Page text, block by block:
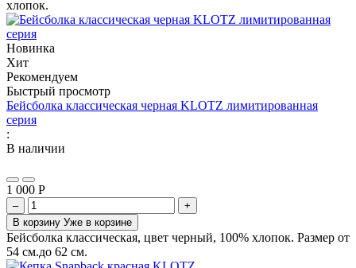
хлопок.
Новинка
Хит
Рекомендуем
Быстрый просмотр
Бейсболка классическая черная KLOTZ лимитированная
серия
:
В наличии
1 000 Р
–
+
В корзину Уже в корзине
Бейсболка классическая, цвет черный, 100% хлопок. Размер от
54 см.до 62 см.